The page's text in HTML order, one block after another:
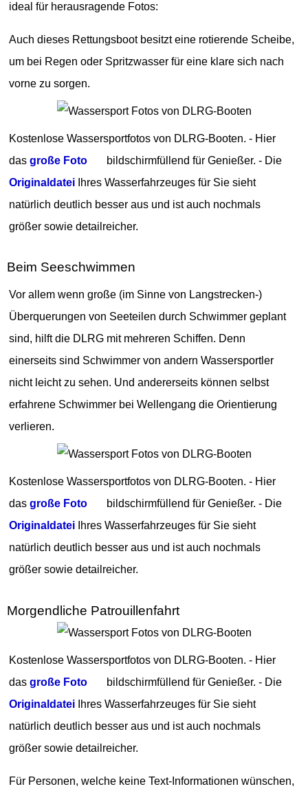
ideal für herausragende Fotos:
Auch dieses Rettungsboot besitzt eine rotierende Scheibe,
um bei Regen oder Spritzwasser für eine klare sich nach
vorne zu sorgen.
Kostenlose Wassersportfotos von DLRG-Booten. - Hier
dasgroße Foto
bildschirmfüllend für Genießer. - Die
Originaldatei Ihres Wasserfahrzeuges für Sie sieht
natürlich deutlich besser aus und ist auch nochmals
größer sowie detailreicher.
Beim Seeschwimmen
Vor allem wenn große (im Sinne von Langstrecken-)
Überquerungen von Seeteilen durch Schwimmer geplant
sind, hilft die DLRG mit mehreren Schiffen. Denn
einerseits sind Schwimmer von andern Wassersportler
nicht leicht zu sehen. Und andererseits können selbst
erfahrene Schwimmer bei Wellengang die Orientierung
verlieren.
Kostenlose Wassersportfotos von DLRG-Booten. - Hier
dasgroße Foto
bildschirmfüllend für Genießer. - Die
Originaldatei Ihres Wasserfahrzeuges für Sie sieht
natürlich deutlich besser aus und ist auch nochmals
größer sowie detailreicher.
Morgendliche Patrouillenfahrt
Kostenlose Wassersportfotos von DLRG-Booten. - Hier
dasgroße Foto
bildschirmfüllend für Genießer. - Die
Originaldatei Ihres Wasserfahrzeuges für Sie sieht
natürlich deutlich besser aus und ist auch nochmals
größer sowie detailreicher.
Für Personen, welche keine Text-Informationen wünschen,